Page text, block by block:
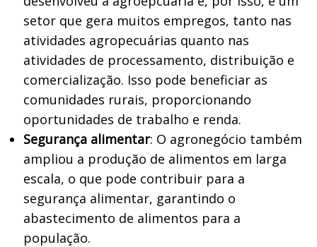
setor que gera muitos empregos, tanto nas
atividades agropecuárias quanto nas
atividades de processamento, distribuição e
comercialização. Isso pode beneficiar as
comunidades rurais, proporcionando
oportunidades de trabalho e renda.
Segurança alimentar: O agronegócio também
ampliou a produção de alimentos em larga
escala, o que pode contribuir para a
segurança alimentar, garantindo o
abastecimento de alimentos para a
população.